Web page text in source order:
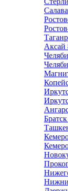
Аксай
Братск